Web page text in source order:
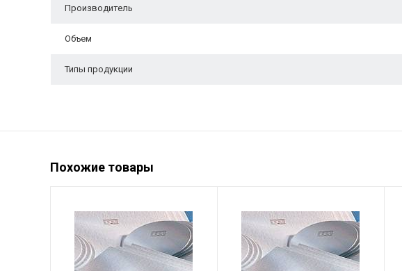
Производитель
Объем
Типы продукции
Похожие товары